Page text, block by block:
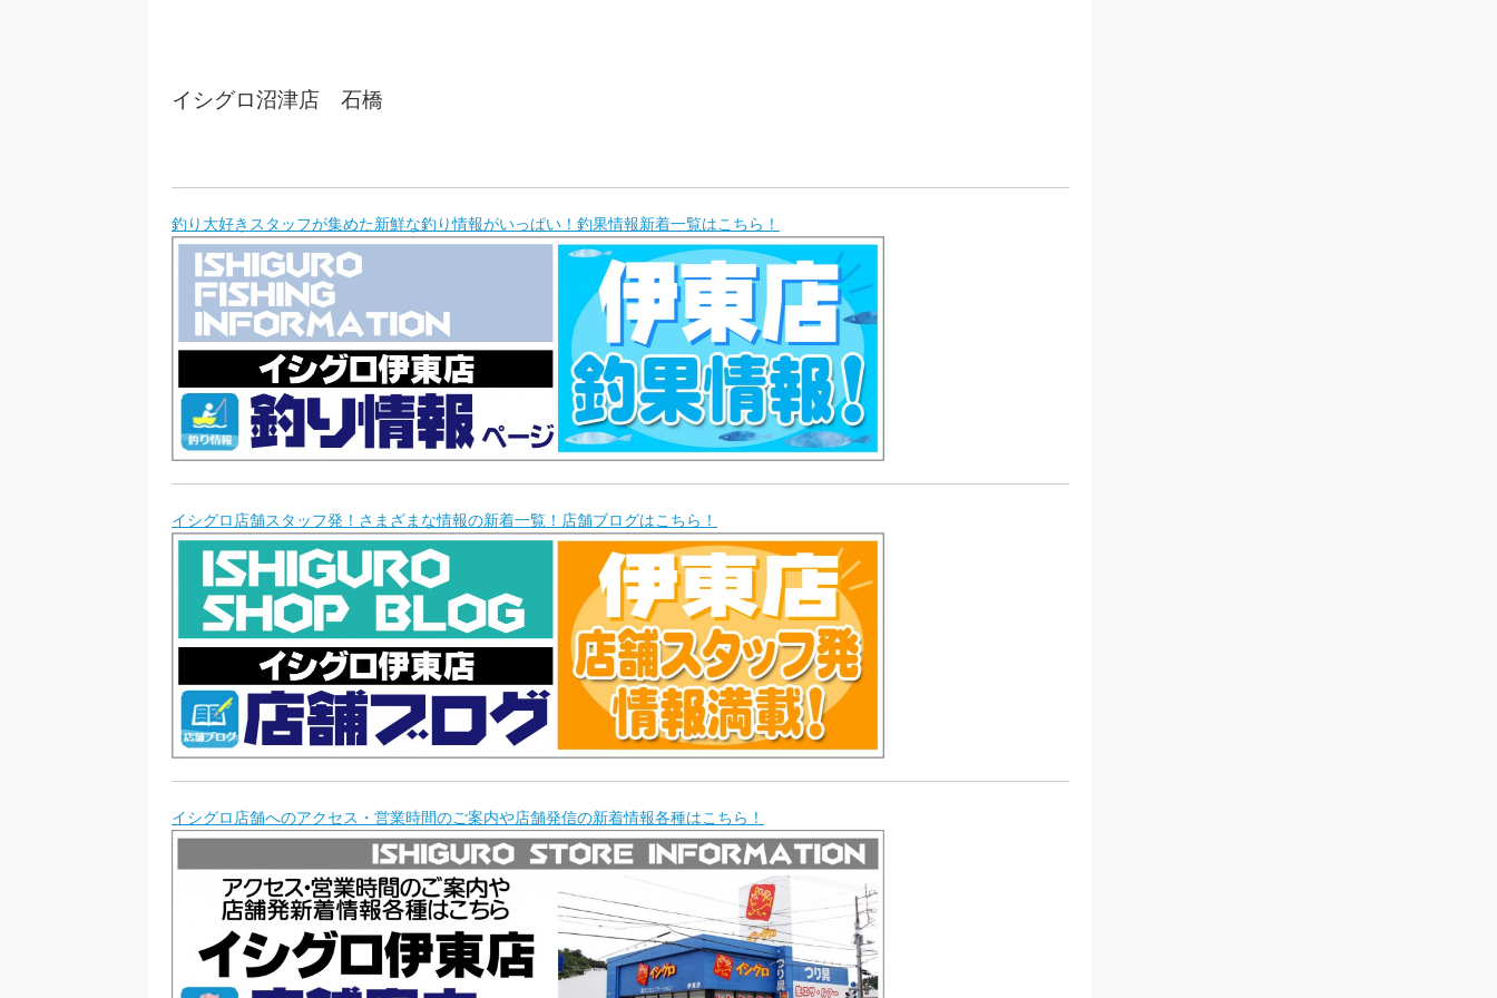
イシグロ沼津店 石橋
釣り大好きスタッフが集めた新鮮な釣り情報がいっぱい！釣果情報新着一覧はこちら！
イシグロ店舗スタッフ発！さまざまな情報の新着一覧！店舗ブログはこちら！
イシグロ店舗へのアクセス・営業時間のご案内や店舗発信の新着情報各種はこちら！